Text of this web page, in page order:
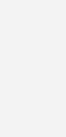
zur
2030 erreicht
dass es derzeit
gibt.
Akzeptanz für
Altmaier gelte